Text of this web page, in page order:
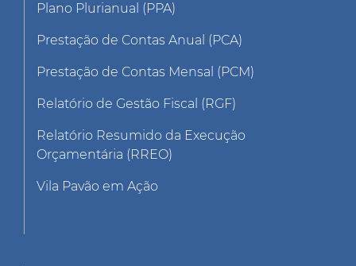
Plano Plurianual (PPA)
Prestação de Contas Anual (PCA)
Prestação de Contas Mensal (PCM)
Relatório de Gestão Fiscal (RGF)
Relatório Resumido da Execução
Orçamentária (RREO)
Vila Pavão em Ação